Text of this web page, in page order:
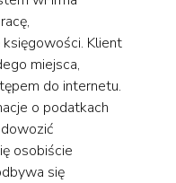
Klient
miejsca,
do internetu.
o podatkach
osobiście
się